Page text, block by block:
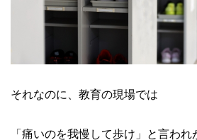
それなのに、教育の現場では
「痛いのを我慢して歩け」と言われ